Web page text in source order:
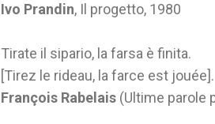
Ivo Prandin, Il progetto, 1980
Tirate il sipario, la farsa è finita.
[Tirez le rideau, la farce est jouée].
François Rabelais (Ultime parole